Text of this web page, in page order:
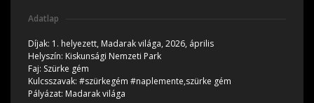
Adatlap
Díjak: 1. helyezett, Madarak világa, 2026, április
Helyszín: Kiskunsági Nemzeti Park
Faj: Szürke gém
Kulcsszavak: #szürkegém #naplemente,szürke gém
Pályázat: Madarak világa